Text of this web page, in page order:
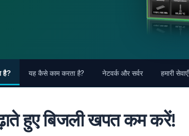
है? यह कैसे काम करता है? नेटवर्क और सर्वर हमारी सेवाएँ
हुए बिजली खपत कम करें!